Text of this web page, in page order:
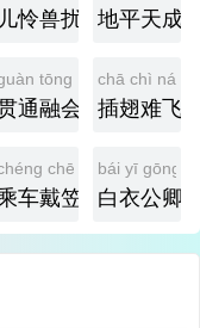
儿怜兽扰 地平天成
tōng róng huì
通融会
chā chì nán
插翅难飞
wā chē dài lì
车戴笠
bái yī gōng
白衣公卿